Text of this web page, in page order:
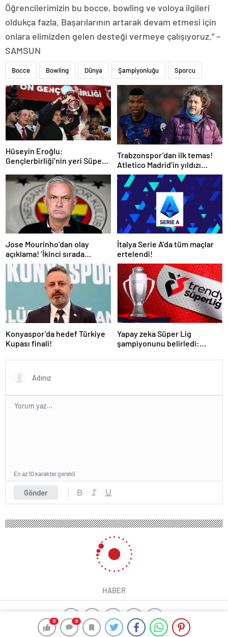
0 0
Öğrencilerimizin bu bocce, bowling ve voloya ilgileri
oldukça fazla. Başarılarının artarak devam etmesi için
onlara elimizden gelen desteği vermeye çalışıyoruz.” –
SAMSUN
Bocce Bowling Dünya Şampiyonluğu Sporcu
Hüseyin Eroğlu:
Gençlerbirliği’nin yeri Süper
Trabzonspor’dan ilk temas!
Atletico Madrid’in yıldızı
gündemde
Jose Mourinho’dan olay
açıklama! ‘İkinci sırada
bitireceğiz’
İtalya Serie A’da tüm maçlar
ertelendi!
Konyaspor’da hedef Türkiye
Kupası finali!
Yapay zeka Süper Lig
şampiyonunu belirledi:
arasında inanılmaz final!
Gönder
En az 10 karakter gerekli
HABER